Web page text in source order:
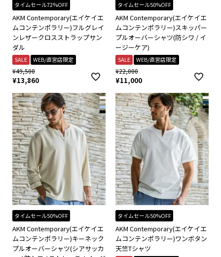
タイムセール72%OFF
AKM Contemporary(エイケイエ
ムコンテンポラリー)フルグレイ
ンレザークロスストラップサン
ダル
SALE WEB/直営店限定
¥49,500
¥13,860
タイムセール50%OFF
AKM Contemporary(エイケイエ
ムコンテンポラリー)スキッパー
プルオーバーシャツ(防シワ / イ
ージーケア)
SALE WEB/直営店限定
¥22,000
¥11,000
タイムセール50%OFF
AKM Contemporary(エイケイエ
ムコンテンポラリー)キーネック
プルオーバーシャツ(シアサッカ
タイムセール50%OFF
AKM Contemporary(エイケイエ
ムコンテンポラリー)ワンボタン
天竺Tシャツ